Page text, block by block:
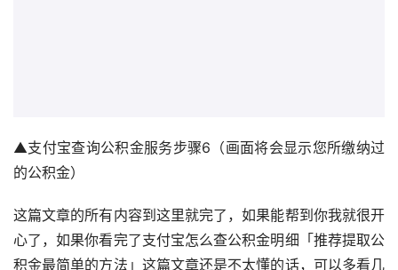
▲支付宝查询公积金服务步骤6（画面将会显示您所缴纳过
的公积金）
这篇文章的所有内容到这里就完了，如果能帮到你我就很开
心了，如果你看完了支付宝怎么查公积金明细「推荐提取公
积金最简单的方法」这篇文章还是不太懂的话，可以多看几